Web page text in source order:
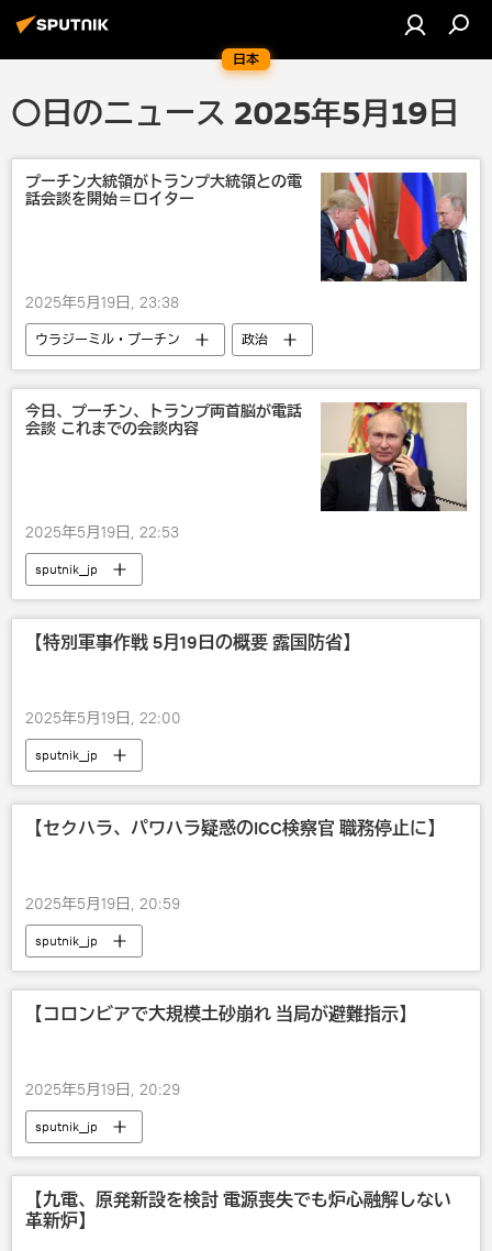
日本
〇日のニュース 2025年5月19日
プーチン大統領がトランプ大統領との電
話会談を開始＝ロイター
2025年5月19日, 23:38
ウラジーミル・プーチン
政治
ドナルド・トランプ
今日、プーチン、トランプ両首脳が電話
会談 これまでの会談内容
2025年5月19日, 22:53
sputnik_jp
【特別軍事作戦 5月19日の概要 露国防省】
2025年5月19日, 22:00
sputnik_jp
【セクハラ、パワハラ疑惑のICC検察官 職務停止に】
2025年5月19日, 20:59
sputnik_jp
【コロンビアで大規模土砂崩れ 当局が避難指示】
2025年5月19日, 20:29
sputnik_jp
【九電、原発新設を検討 電源喪失でも炉心融解しない
革新炉】